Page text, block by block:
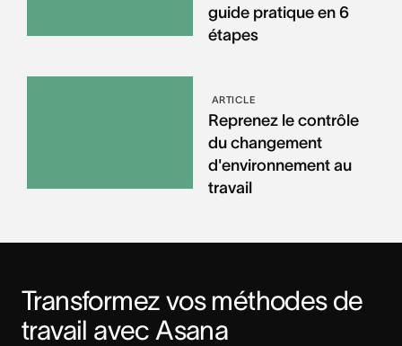
guide pratique en 6
étapes
ARTICLE
Reprenez le contrôle
du changement
d'environnement au
travail
Transformez vos méthodes de
travail avec Asana